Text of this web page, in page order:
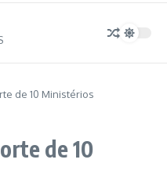
de 10 Ministérios
de 10